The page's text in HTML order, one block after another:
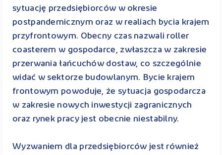
sytuację przedsiębiorców w okresie
postpandemicznym oraz w realiach bycia krajem
przyfrontowym. Obecny czas nazwali roller
coasterem w gospodarce, zwłaszcza w zakresie
przerwania łańcuchów dostaw, co szczególnie
widać w sektorze budowlanym. Bycie krajem
frontowym powoduje, że sytuacja gospodarcza
w zakresie nowych inwestycji zagranicznych
oraz rynek pracy jest obecnie niestabilny.
Wyzwaniem dla przedsiębiorców jest również